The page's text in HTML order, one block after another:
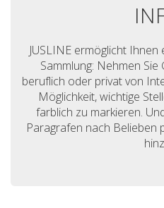
JUSLINE ermöglicht
Sammlung: Nehmen
beruflich oder privat von
Möglichkeit, wichtige
farblich zu markieren.
Paragrafen nach Belieben